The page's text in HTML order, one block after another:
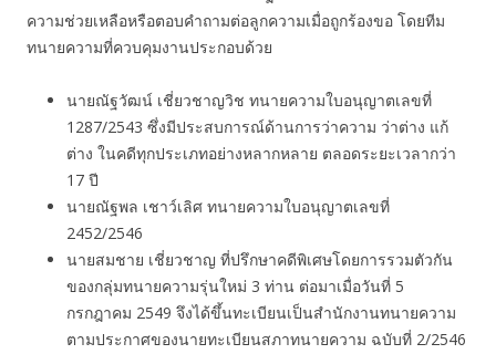
ความช่วยเหลือหรือตอบคำถามต่อลูกความเมื่อถูกร้องขอ โดยทีม
ทนายความที่ควบคุมงานประกอบด้วย
นายณัฐวัฒน์ เชี่ยวชาญวิช ทนายความใบอนุญาตเลขที่
1287/2543 ซึ่งมีประสบการณ์ด้านการว่าความ ว่าต่าง แก้
ต่าง ในคดีทุกประเภทอย่างหลากหลาย ตลอดระยะเวลากว่า
17 ปี
นายณัฐพล เชาว์เลิศ ทนายความใบอนุญาตเลขที่
2452/2546
นายสมชาย เชี่ยวชาญ ที่ปรึกษาคดีพิเศษโดยการรวมตัวกัน
ของกลุ่มทนายความรุ่นใหม่ 3 ท่าน ต่อมาเมื่อวันที่ 5
กรกฎาคม 2549 จึงได้ขึ้นทะเบียนเป็นสำนักงานทนายความ
ตามประกาศของนายทะเบียนสภาทนายความ ฉบับที่ 2/2546